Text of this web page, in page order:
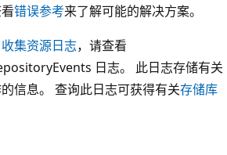
错误参考来了解可能的解决方案。
收集资源日志，请查看
日志。 此日志存储有关
信息。 查询此日志可获得有关存储库